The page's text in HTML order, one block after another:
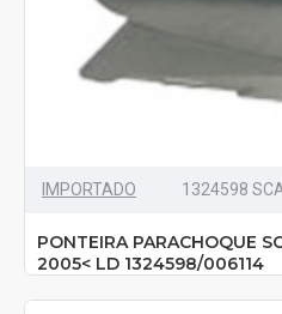
IMPORTADO 1324598
PONTEIRA PARACHOQUE
2005< LD 1324598/006114